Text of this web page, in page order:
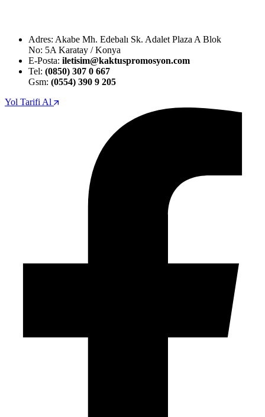
Adres: Akabe Mh. Edebalı Sk. Adalet Plaza A Blok
No: 5A Karatay / Konya
E-Posta: iletisim@kaktuspromosyon.com
Tel: (0850) 307 0 667
Gsm: (0554) 390 9 205
Yol Tarifi Al